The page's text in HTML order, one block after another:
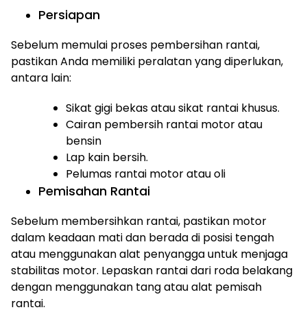
Persiapan
Sebelum memulai proses pembersihan rantai,
pastikan Anda memiliki peralatan yang diperlukan,
antara lain:
Sikat gigi bekas atau sikat rantai khusus.
Cairan pembersih rantai motor atau
bensin
Lap kain bersih.
Pelumas rantai motor atau oli
Pemisahan Rantai
Sebelum membersihkan rantai, pastikan motor
dalam keadaan mati dan berada di posisi tengah
atau menggunakan alat penyangga untuk menjaga
stabilitas motor. Lepaskan rantai dari roda belakang
dengan menggunakan tang atau alat pemisah
rantai.